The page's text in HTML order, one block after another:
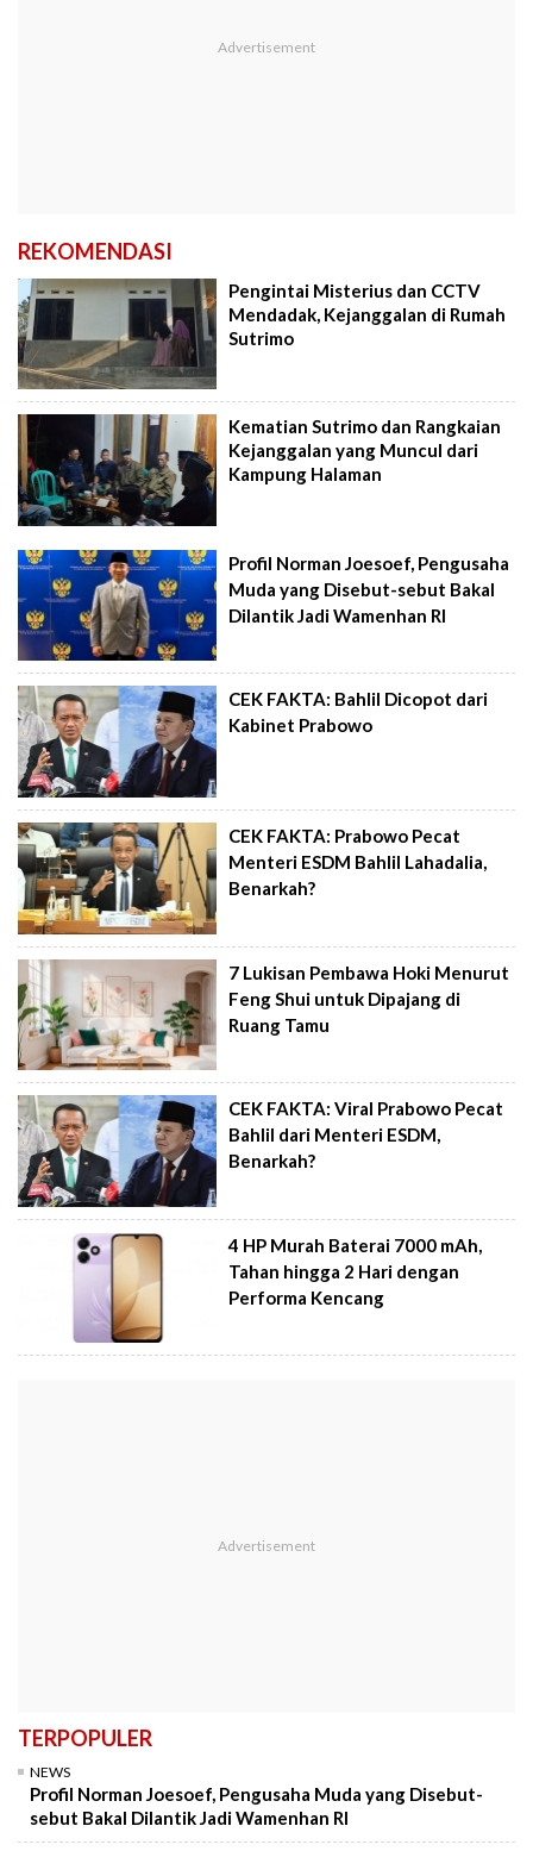
REKOMENDASI
Pengintai Misterius dan CCTV
Mendadak, Kejanggalan di Rumah
Sutrimo
Kematian Sutrimo dan Rangkaian
Kejanggalan yang Muncul dari
Kampung Halaman
Profil Norman Joesoef, Pengusaha
Muda yang Disebut-sebut Bakal
Dilantik Jadi Wamenhan RI
CEK FAKTA: Bahlil Dicopot dari
Kabinet Prabowo
CEK FAKTA: Prabowo Pecat
Menteri ESDM Bahlil Lahadalia,
Benarkah?
7 Lukisan Pembawa Hoki Menurut
Feng Shui untuk Dipajang di
Ruang Tamu
CEK FAKTA: Viral Prabowo Pecat
Bahlil dari Menteri ESDM,
Benarkah?
4 HP Murah Baterai 7000 mAh,
Tahan hingga 2 Hari dengan
Performa Kencang
TERPOPULER
NEWS
Profil Norman Joesoef, Pengusaha Muda yang Disebut-
sebut Bakal Dilantik Jadi Wamenhan RI